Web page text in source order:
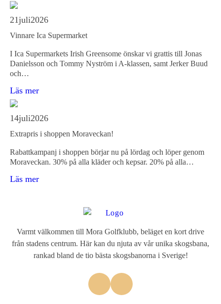
21juli2026
Vinnare Ica Supermarket
I Ica Supermarkets Irish Greensome önskar vi grattis till Jonas
Danielsson och Tommy Nyström i A-klassen, samt Jerker Buud
och…
Läs mer
14juli2026
Extrapris i shoppen Moraveckan!
Rabattkampanj i shoppen börjar nu på lördag och löper genom
Moraveckan. 30% på alla kläder och kepsar. 20% på alla…
Läs mer
Varmt välkommen till Mora Golfklubb, beläget en kort drive
från stadens centrum. Här kan du njuta av vår unika skogsbana,
rankad bland de tio bästa skogsbanorna i Sverige!